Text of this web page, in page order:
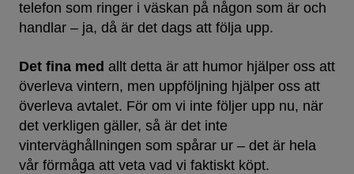
telefon som ringer i väskan på någon som är och
handlar – ja, då är det dags att följa upp.
Det fina med allt detta är att humor hjälper oss att
överleva vintern, men uppföljning hjälper oss att
överleva avtalet. För om vi inte följer upp nu, när
det verkligen gäller, så är det inte
vinterväghållningen som spårar ur – det är hela
vår förmåga att veta vad vi faktiskt köpt.